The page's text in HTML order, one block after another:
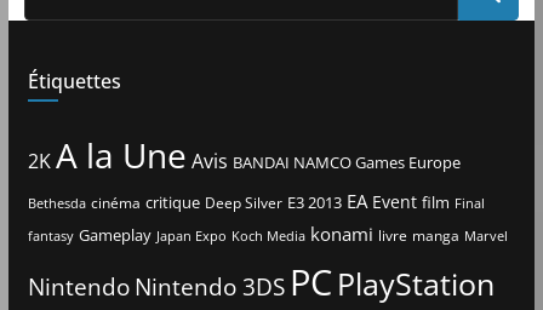
Étiquettes
2KA la Une Avis BANDAI NAMCO Games Europe
Bethesda cinéma critique Deep Silver E3 2013 EA Event film Final
fantasy Gameplay Japan Expo Koch Media konami livre manga Marvel
Nintendo Nintendo 3DS PCPlayStation